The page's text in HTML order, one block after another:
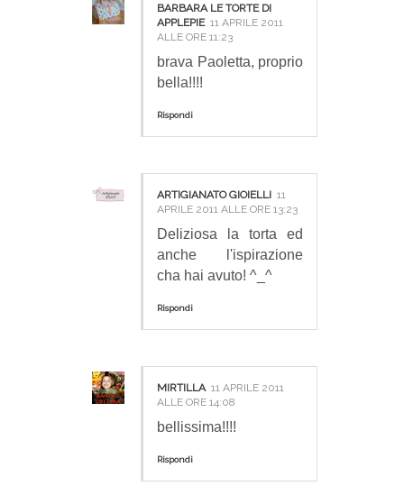
BARBARA LE TORTE DI
APPLEPIE 11 APRILE 2011
ALLE ORE 11:23
brava Paoletta, proprio
bella!!!!
Rispondi
ARTIGIANATO GIOIELLI 11
APRILE 2011 ALLE ORE 13:23
Deliziosa la torta ed
anche l'ispirazione
cha hai avuto! ^_^
Rispondi
MIRTILLA 11 APRILE 2011
ALLE ORE 14:08
bellissima!!!!
Rispondi